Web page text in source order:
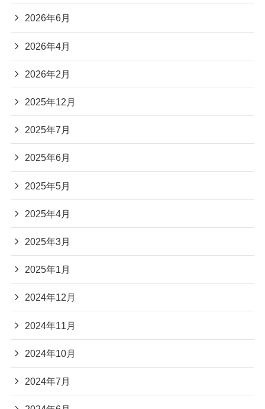
2026年6月
2026年4月
2026年2月
2025年12月
2025年7月
2025年6月
2025年5月
2025年4月
2025年3月
2025年1月
2024年12月
2024年11月
2024年10月
2024年7月